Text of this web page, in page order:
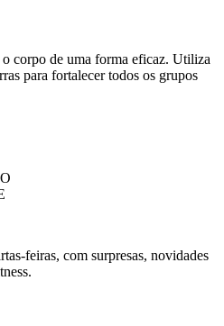
corpo de uma forma eficaz. Utiliza
para fortalecer todos os grupos
feiras, com surpresas, novidades